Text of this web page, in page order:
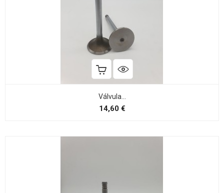
Válvula...
14,60 €Preço